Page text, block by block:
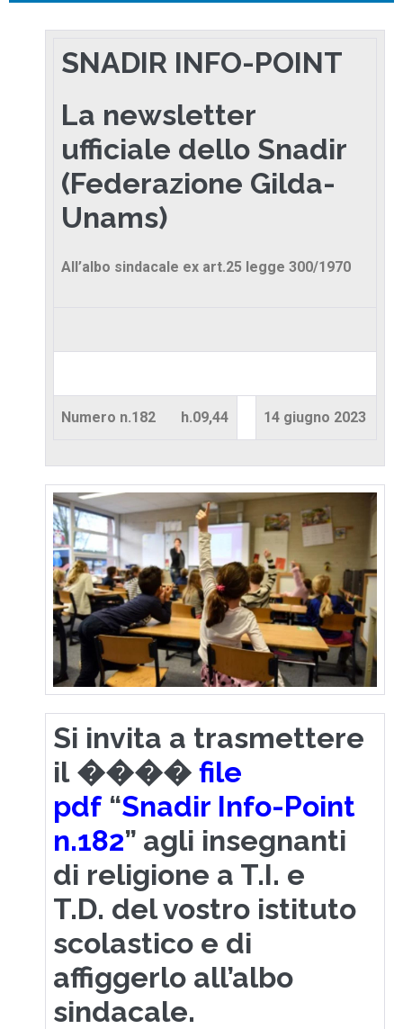
SNADIR INFO-POINT
La newsletter
ufficiale dello Snadir
(Federazione Gilda-
Unams)
All’albo sindacale ex art.25 legge 300/1970
Numero n.182 h.09,44 14 giugno 2023
Si invita a trasmettere
il ���� file
pdf“Snadir Info-Point
n.182” agli insegnanti
di religione a T.I. e
T.D. del vostro istituto
scolastico e di
affiggerlo all’albo
sindacale.